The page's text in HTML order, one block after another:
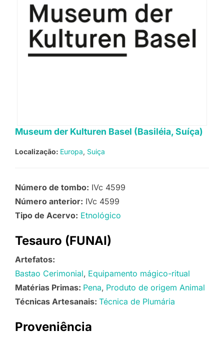
Museum der Kulturen Basel (Basiléia, Suíça)
Localização: Europa Suiça
Número de tombo: IVc 4599
Número anterior: IVc 4599
Tipo de Acervo: Etnológico
Tesauro (FUNAI)
Artefatos:
Bastao Cerimonial Equipamento mágico-ritual
Matérias Primas: Pena Produto de origem Animal
Técnicas Artesanais: Técnica de Plumária
Proveniência